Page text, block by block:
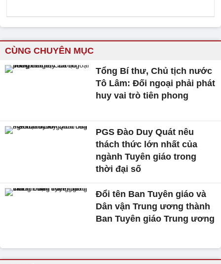
CÙNG CHUYÊN MỤC
Tổng Bí thư, Chủ tịch nước
Tô Lâm: Đối ngoại phải phát
huy vai trò tiên phong
PGS Đào Duy Quát nêu
thách thức lớn nhất của
ngành Tuyên giáo trong
thời đại số
Đổi tên Ban Tuyên giáo và
Dân vận Trung ương thành
Ban Tuyên giáo Trung ương